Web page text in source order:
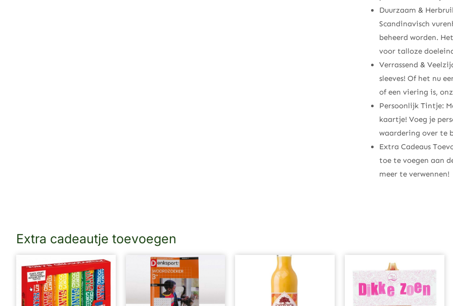
Duurzaam &
Scandinavisch
beheerd worden.
voor talloze
Verrassend &
sleeves! Of het nu
of een viering is,
Persoonlijk Tintje:
kaartje! Voeg je
waardering over te
Extra Cadeaus
toe te voegen aan
meer te verwennen!
Extra cadeautje toevoegen